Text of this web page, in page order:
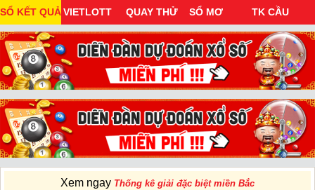
SỔ KẾT QUẢVIETLOTT QUAY THỬ SỔ MƠ TK CẦU
Xem ngay Thống kê giải đặc biệt miền Bắc